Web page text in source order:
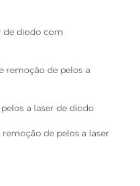
de diodo com
remoção de pelos a
a laser de diodo
de pelos a laser